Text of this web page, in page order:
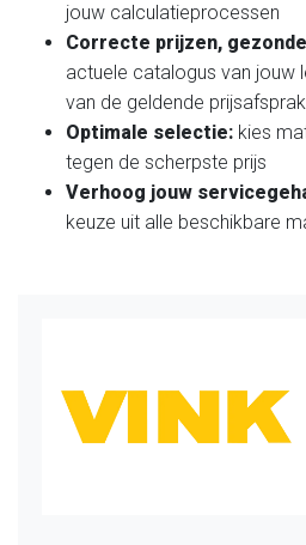
jouw calculatieprocessen
Correcte prijzen,
actuele catalogus van jouw
van de geldende
Optimale selectie: kies
tegen de scherpste prijs
Verhoog jouw
keuze uit alle beschikbare